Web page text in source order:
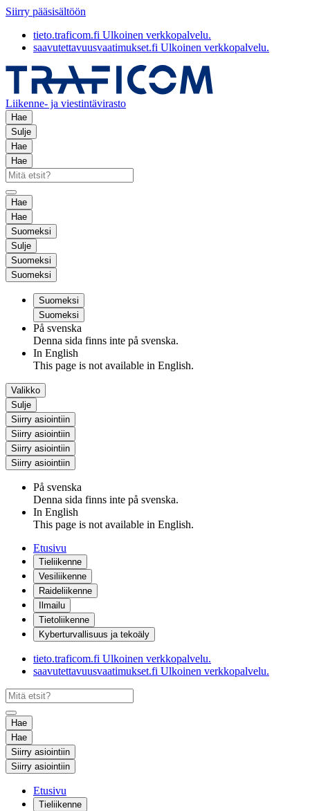
Siirry pääsisältöön
tieto.traficom.fi Ulkoinen verkkopalvelu.
saavutettavuusvaatimukset.fi Ulkoinen verkkopalvelu.
Liikenne- ja viestintävirasto
Hae
Sulje
Hae
Hae
Hae
Hae
Suomeksi
Sulje
Suomeksi
Suomeksi
Suomeksi
Suomeksi
På svenska
Denna sida finns inte på svenska.
In English
This page is not available in English.
Valikko
Sulje
Siirry asiointiin
Siirry asiointiin
Siirry asiointiin
Siirry asiointiin
På svenska
Denna sida finns inte på svenska.
In English
This page is not available in English.
Etusivu
Tieliikenne
Vesiliikenne
Raideliikenne
Ilmailu
Tietoliikenne
Kyberturvallisuus ja tekoäly
tieto.traficom.fi Ulkoinen verkkopalvelu.
saavutettavuusvaatimukset.fi Ulkoinen verkkopalvelu.
Hae
Hae
Siirry asiointiin
Siirry asiointiin
Etusivu
Tieliikenne